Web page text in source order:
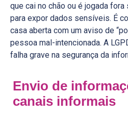
que cai no chão ou é jogada
para expor dados sensíveis. É
casa aberta com um aviso de
pessoa mal-intencionada. A
falha grave na segurança da
Envio de
canais informais